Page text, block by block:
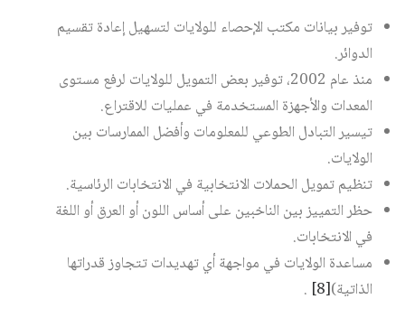
توفير بيانات مكتب الإحصاء للولايات لتسهيل إعادة تقسيم
الدوائر.
منذ عام 2002، توفير بعض التمويل للولايات لرفع مستوى
المعدات والأجهزة المستخدمة في عمليات للاقتراع.
تيسير التبادل الطوعي للمعلومات وأفضل الممارسات بين
الولايات.
تنظيم تمويل الحملات الانتخابية في الانتخابات الرئاسية.
حظر التمييز بين الناخبين على أساس اللون أو العرق أو اللغة
في الانتخابات.
مساعدة الولايات في مواجهة أي تهديدات تتجاوز قدراتها
الذاتية)[8]
.